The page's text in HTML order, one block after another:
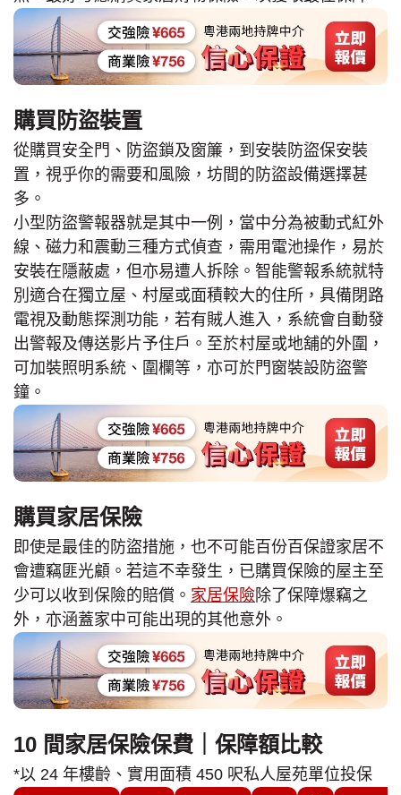
購買防盜裝置
從購買安全門、防盜鎖及窗簾，到安裝防盜保安裝
置，視乎你的需要和風險，坊間的防盜設備選擇甚
多。
小型防盜警報器就是其中一例，當中分為被動式紅外
線、磁力和震動三種方式偵查，需用電池操作，易於
安裝在隱蔽處，但亦易遭人拆除。智能警報系統就特
別適合在獨立屋、村屋或面積較大的住所，具備閉路
電視及動態探測功能，若有賊人進入，系統會自動發
出警報及傳送影片予住戶。至於村屋或地舖的外圍，
可加裝照明系統、圍欄等，亦可於門窗裝設防盜警
鐘。
購買家居保險
即使是最佳的防盜措施，也不可能百份百保證家居不
會遭竊匪光顧。若這不幸發生，已購買保險的屋主至
少可以收到保險的賠償。 家居保險 除了保障爆竊之
外，亦涵蓋家中可能出現的其他意外。
10 間家居保險保費｜保障額比較
*以 24 年樓齡、實用面積 450 呎私人屋苑單位投保